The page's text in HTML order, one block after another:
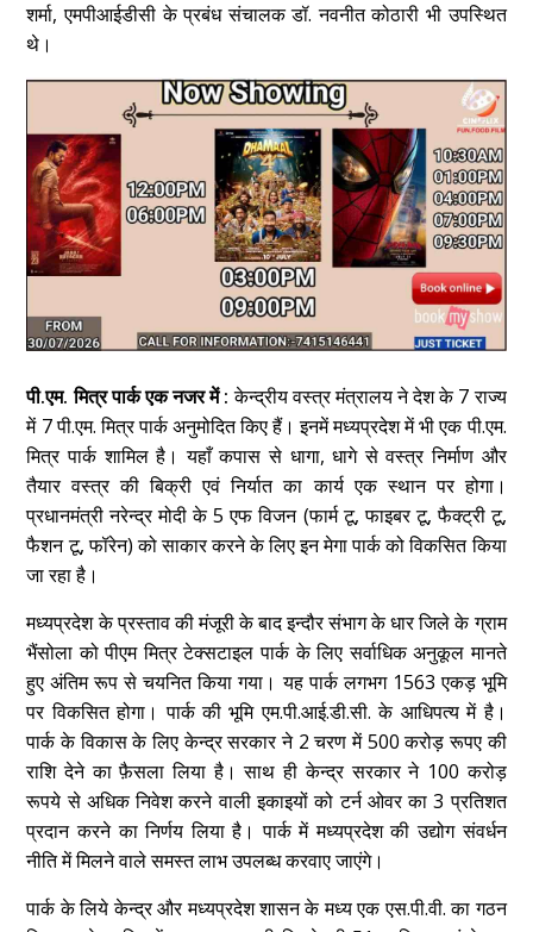
शर्मा, एमपीआईडीसी के प्रबंध संचालक डॉ. नवनीत कोठारी भी उपस्थित
थे।
पी.एम. मित्र पार्क एक नजर में :केन्द्रीय वस्त्र मंत्रालय ने देश के 7 राज्य
में 7 पी.एम. मित्र पार्क अनुमोदित किए हैं। इनमें मध्यप्रदेश में भी एक पी.एम.
मित्र पार्क शामिल है। यहाँ कपास से धागा, धागे से वस्त्र निर्माण और
तैयार वस्त्र की बिक्री एवं निर्यात का कार्य एक स्थान पर होगा।
प्रधानमंत्री नरेन्द्र मोदी के 5 एफ विजन (फार्म टू, फाइबर टू, फैक्ट्री टू,
फैशन टू, फॉरेन) को साकार करने के लिए इन मेगा पार्क को विकसित किया
जा रहा है।
मध्यप्रदेश के प्रस्ताव की मंजूरी के बाद इन्दौर संभाग के धार जिले के ग्राम
भैंसोला को पीएम मित्र टेक्सटाइल पार्क के लिए सर्वाधिक अनुकूल मानते
हुए अंतिम रूप से चयनित किया गया। यह पार्क लगभग 1563 एकड़ भूमि
पर विकसित होगा। पार्क की भूमि एम.पी.आई.डी.सी. के आधिपत्य में है।
पार्क के विकास के लिए केन्द्र सरकार ने 2 चरण में 500 करोड़ रूपए की
राशि देने का फ़ैसला लिया है। साथ ही केन्द्र सरकार ने 100 करोड़
रूपये से अधिक निवेश करने वाली इकाइयों को टर्न ओवर का 3 प्रतिशत
प्रदान करने का निर्णय लिया है। पार्क में मध्यप्रदेश की उद्योग संवर्धन
नीति में मिलने वाले समस्त लाभ उपलब्ध करवाए जाएंगे।
पार्क के लिये केन्द्र और मध्यप्रदेश शासन के मध्य एक एस.पी.वी. का गठन